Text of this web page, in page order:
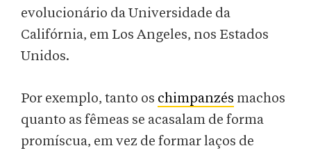
evolucionário da Universidade da
Califórnia, em Los Angeles, nos Estados
Unidos.
Por exemplo, tanto os chimpanzés machos
quanto as fêmeas se acasalam de forma
promíscua, em vez de formar laços de